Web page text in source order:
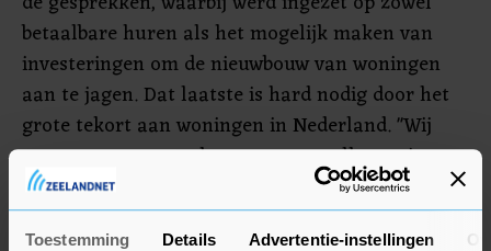
Toestemming Details Advertentie-instellingen
betaalbare huren als het mogelijk maken van
investeringen om de nieuwbouw van woningen
aan te jagen. Dat laatste is hard nodig door het
grote tekort aan woningen in Nederland. "Wij
streven er nog steeds naar er met elkaar uit te
komen", reageert voorzitter Martin van Rijn van
corporatiekoepel Aedes.